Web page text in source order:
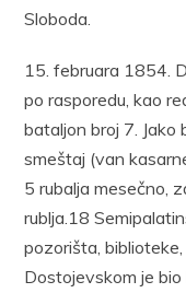
Sloboda.
15. februara 1854.
po rasporedu, kao
bataljon broj 7. Jako
smeštaj (van
5 rubalja mesečno,
rublja.18
pozorišta,
Dostojevskom je